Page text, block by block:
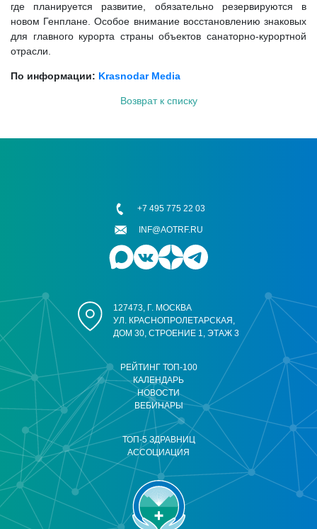
где планируется развитие, обязательно резервируются в
новом Генплане. Особое внимание восстановлению знаковых
для главного курорта страны объектов санаторно-курортной
отрасли.
По информации: Krasnodar Media
Возврат к списку
РЕЙТИНГ ТОП-100
КАЛЕНДАРЬ
НОВОСТИ
ВЕБИНАРЫ
ТОП-5 ЗДРАВНИЦ
АССОЦИАЦИЯ
127473, Г. МОСКВА
УЛ. КРАСНОПРОЛЕТАРСКАЯ,
ДОМ 30, СТРОЕНИЕ 1, ЭТАЖ 3
+7 495 775 22 03
INF@AOTRF.RU